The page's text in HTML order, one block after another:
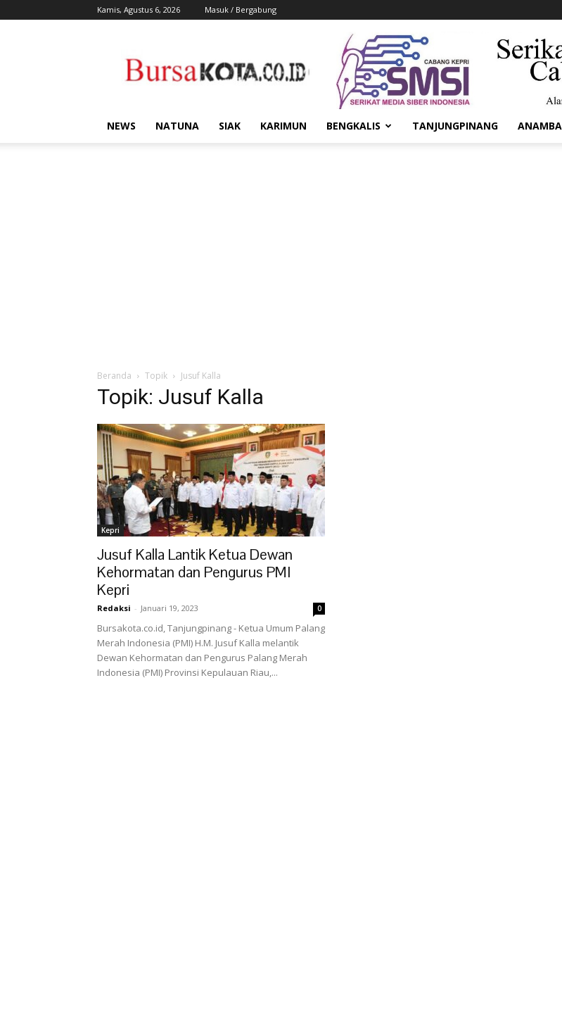
Kamis, Agustus 6, 2026 Masuk / Bergabung
Kota
NEWS NATUNA SIAK KARIMUN BENGKALIS TANJUNGPINANG
Beranda Topik Jusuf Kalla
Topik: Jusuf Kalla
Kepri
Jusuf Kalla Lantik Ketua Dewan
Kehormatan dan Pengurus PMI
Kepri
Redaksi - Januari 19, 2023 0
Bursakota.co.id, Tanjungpinang - Ketua Umum Palang
Merah Indonesia (PMI) H.M. Jusuf Kalla melantik
Dewan Kehormatan dan Pengurus Palang Merah
Indonesia (PMI) Provinsi Kepulauan Riau,...